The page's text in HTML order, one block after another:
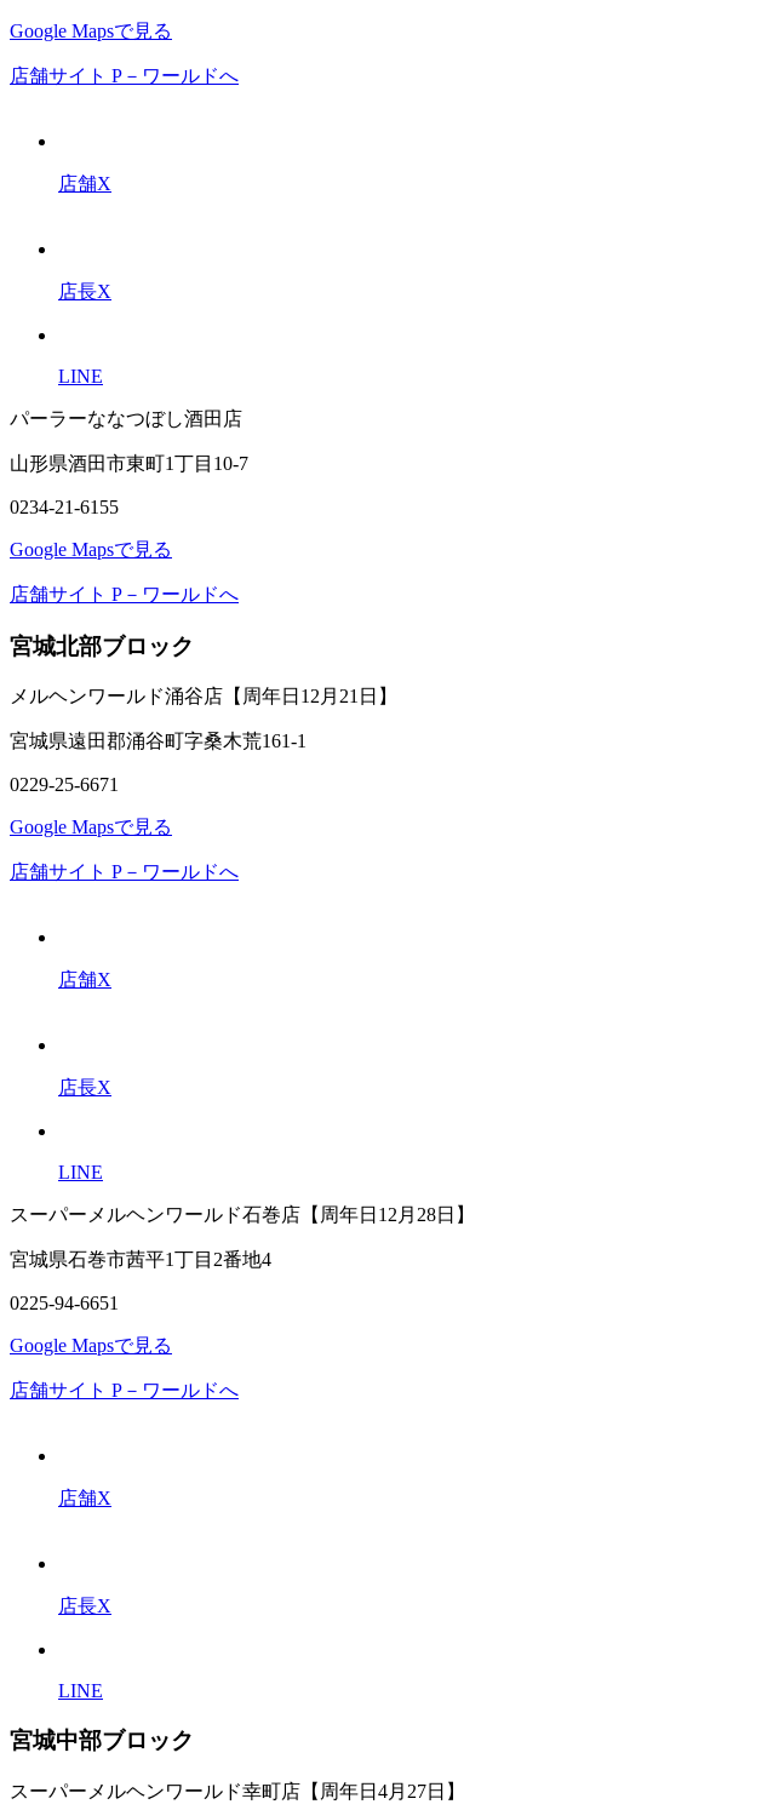
Google Mapsで見る
店舗サイト P－ワールドへ
店舗X
店長X
LINE
パーラーななつぼし酒田店
山形県酒田市東町1丁目10-7
0234-21-6155
Google Mapsで見る
店舗サイト P－ワールドへ
宮城北部ブロック
メルヘンワールド涌谷店【周年日12月21日】
宮城県遠田郡涌谷町字桑木荒161-1
0229-25-6671
Google Mapsで見る
店舗サイト P－ワールドへ
店舗X
店長X
LINE
スーパーメルヘンワールド石巻店【周年日12月28日】
宮城県石巻市茜平1丁目2番地4
0225-94-6651
Google Mapsで見る
店舗サイト P－ワールドへ
店舗X
店長X
LINE
宮城中部ブロック
スーパーメルヘンワールド幸町店【周年日4月27日】